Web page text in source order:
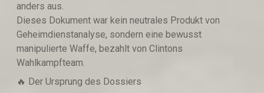
anders aus.
Dieses Dokument war kein neutrales Produkt von
Geheimdienstanalyse, sondern eine bewusst
manipulierte Waffe, bezahlt von Clintons
Wahlkampfteam.
🔥 Der Ursprung des Dossiers